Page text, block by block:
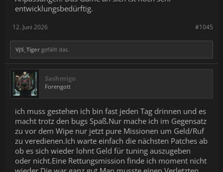
entwicklungsbedürftig.
#1045
12. Juni 2026
VJS_Tiger gefällt das.
Sashmigo
Forengott
ich muss gestehen ich bin fast jeden Tag drinnen und es
macht trotz den bugs Spaß.Nur mache ich im Gegensatz
zu vor dem Wipe nur jetzt pure Missionen um Geld/Ruf
zu veredienen.Ich warte einfach die nächsten Patches ab
ob es sich wieder lohnt Geld für tuning auszugeben
oder nicht.Eine Rettungsmission finde ich moment nicht